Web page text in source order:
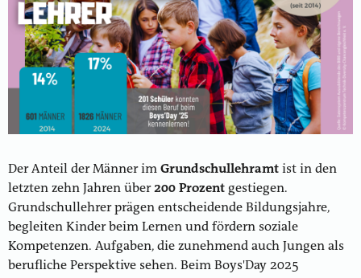
Der Anteil der Männer im Grundschullehramt ist in den
letzten zehn Jahren über200 Prozent gestiegen.
Grundschullehrer prägen entscheidende Bildungsjahre,
begleiten Kinder beim Lernen und fördern soziale
Kompetenzen. Aufgaben, die zunehmend auch Jungen als
berufliche Perspektive sehen. Beim Boys'Day 2025